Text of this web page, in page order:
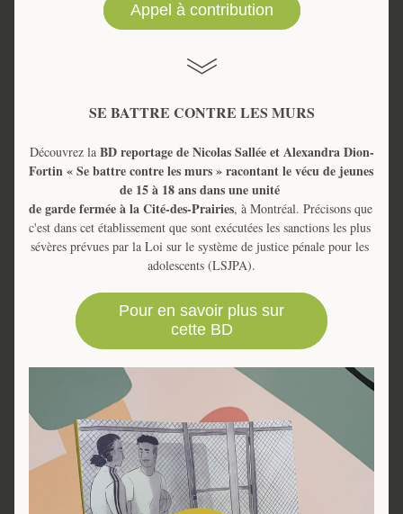
Appel à contribution
SE BATTRE CONTRE LES MURS
Découvrez la BD reportage de Nicolas Sallée et Alexandra Dion-
Fortin « Se battre contre les murs » racontant le vécu de jeunes
de 15 à 18 ans dans une unité
de garde fermée à la Cité-des-Prairies, à Montréal. Précisons que
c'est dans cet établissement que sont exécutées les sanctions les plus
sévères prévues par la Loi sur le système de justice pénale pour les
adolescents (LSJPA).
Pour en savoir plus sur
cette BD